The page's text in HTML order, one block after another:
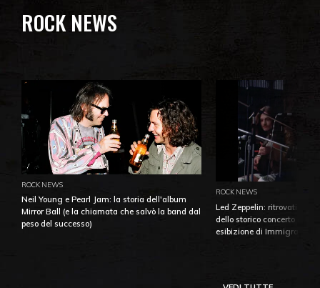
ROCK NEWS
ROCK NEWS
Neil Young e Pearl Jam: la storia dell'album
Mirror Ball (e la chiamata che salvò la band dal
peso del successo)
ROCK NEWS
Led Zeppelin: ritrovati e
dello storico concerto di
esibizione di Immigrant